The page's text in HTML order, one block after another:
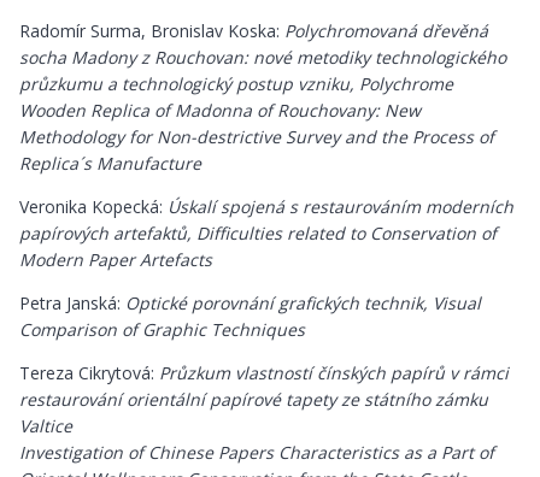
Radomír Surma, Bronislav Koska: Polychromovaná dřevěná
socha Madony z Rouchovan: nové metodiky technologického
průzkumu a technologický postup vzniku, Polychrome
Wooden Replica of Madonna of Rouchovany: New
Methodology for Non-destrictive Survey and the Process of
Replica´s Manufacture
Veronika Kopecká: Úskalí spojená s restaurováním moderních
papírových artefaktů, Difficulties related to Conservation of
Modern Paper Artefacts
Petra Janská: Optické porovnání grafických technik, Visual
Comparison of Graphic Techniques
Tereza Cikrytová: Průzkum vlastností čínských papírů v rámci
restaurování orientální papírové tapety ze státního zámku
Valtice
Investigation of Chinese Papers Characteristics as a Part of